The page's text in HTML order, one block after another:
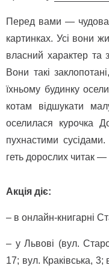
Перед вами — чудова
картинках. Усі вони
власний характер та
Вони такі
їхньому будинку
котам відшукати
оселилася курочка
пухнастими
геть дорослих читак —
Акція діє:
– в онлайн-книгарні
– у Львові (вул.
17; вул. Краківська,